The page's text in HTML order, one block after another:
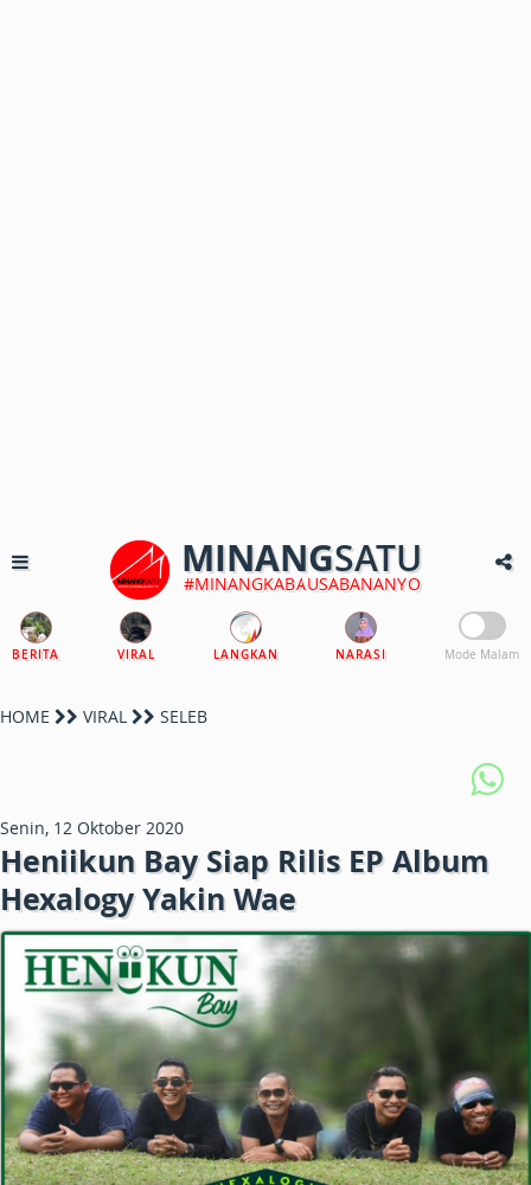
MINANGSATU
#MINANGKABAUSABANANYO
BERITA VIRAL LANGKAN NARASI Mode Malam
HOME VIRAL SELEB
Senin, 12 Oktober 2020
Heniikun Bay Siap Rilis EP Album
Hexalogy Yakin Wae